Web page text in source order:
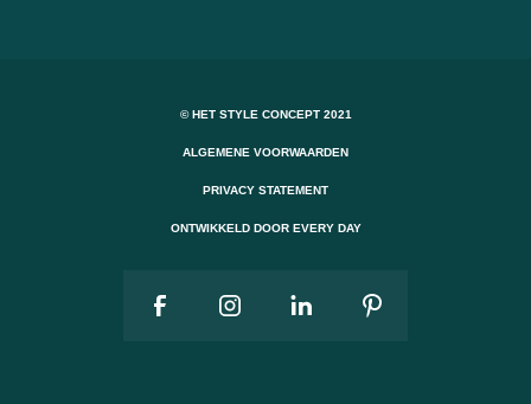
© HET STYLE CONCEPT 2021
ALGEMENE VOORWAARDEN
PRIVACY STATEMENT
ONTWIKKELD DOOR EVERY DAY